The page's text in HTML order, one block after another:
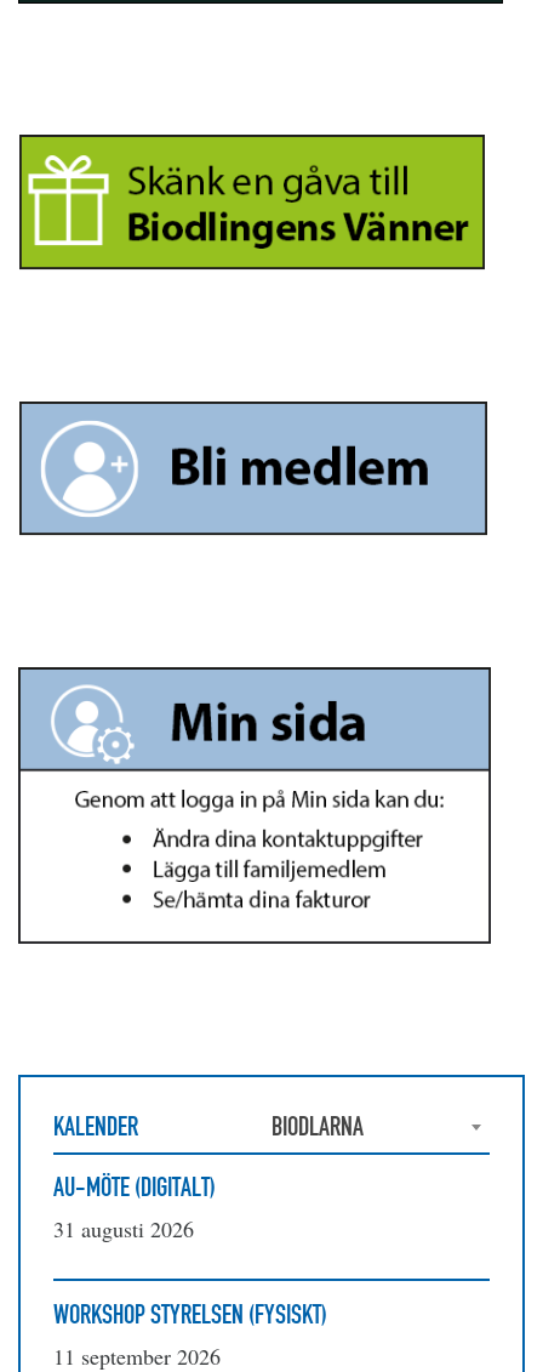
KALENDER
BIODLARNA
AU-MÖTE (DIGITALT)
31 augusti 2026
WORKSHOP STYRELSEN (FYSISKT)
11 september 2026